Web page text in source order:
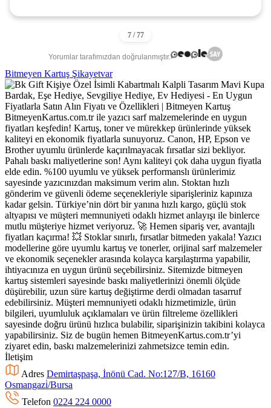
Yorumlar tarafımızdan doğrulanmıştır.
Bitmeyen Kartuş Şikayetvar
BitmeyenKartus.com.tr ile yazıcı sarf malzemelerinde en uygun
fiyatları keşfedin! Kartuş, toner ve mürekkep ürünlerinde yüksek
kaliteyi en ekonomik fiyatlarla sunuyoruz. Canon, HP, Epson ve
Brother uyumlu ürünlerde kaçırılmayacak fırsatlar sizi bekliyor.
Pahalı baskı maliyetlerine son! Aynı kaliteyi çok daha uygun fiyatla
elde edin. %100 uyumlu ve yüksek performanslı ürünlerimiz
sayesinde yazıcınızdan maksimum verim alın. Stoktan hızlı
gönderim ve güvenli ödeme seçenekleriyle siparişleriniz kapınıza
kadar gelsin. Türkiye’nin dört bir yanına hızlı kargo, güçlü stok
altyapısı ve müşteri memnuniyeti odaklı hizmet anlayışı ile binlerce
mutlu müşteriye hizmet veriyoruz. 🚀 Hemen sipariş ver, avantajlı
fiyatları kaçırma! 💥 Stoklar sınırlı, fırsatlar bitmeden yakala! Yazıcı
modellerine göre uyumlu kartuş ve tonerler, orijinal sarf malzemeler
ve ekonomik seçenekler arasında kolayca karşılaştırma yapabilir,
ihtiyacınıza en uygun ürünü seçebilirsiniz. Sitemizde bitmeyen
kartuş sistemleri sayesinde baskı maliyetlerinizi önemli ölçüde
düşürebilir, uzun süre kartuş değiştirme derdi olmadan tasarruf
edebilirsiniz. Müşteri memnuniyeti odaklı hizmetimizle, ürün
bilgileri, uyumluluk açıklamaları ve ürün filtreleme özellikleri
sayesinde doğru ürünü hızlıca bulabilir, siparişinizin takibini kolayca
yapabilirsiniz. Siz de bugün hemen BitmeyenKartus.com.tr’yi
ziyaret edin, baskı malzemelerinizi zahmetsizce temin edin.
İletişim
Adres Demirtaşpaşa, İnönü Cad. No:127/B, 16160
Osmangazi̇/Bursa
Telefon 0224 224 0000